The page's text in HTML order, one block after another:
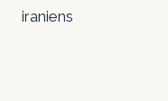
iraniens